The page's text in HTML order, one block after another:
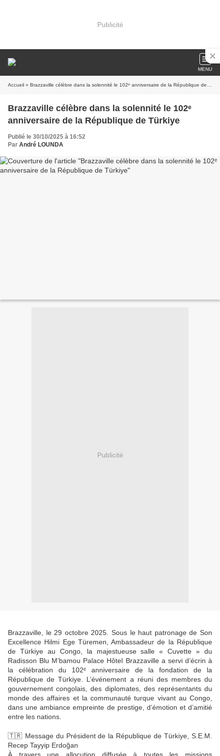
Publicité
MENU
Accueil » Brazzaville célèbre dans la solennité le 102ᵉ anniversaire de la République de Türkiye
Brazzaville célèbre dans la solennité le 102ᵉ
anniversaire de la République de Türkiye
Publié le 30/10/2025 à 16:52
Par André LOUNDA
Publicité
Brazzaville, le 29 octobre 2025. Sous le haut patronage de Son
Excellence Hilmi Ege Türemen, Ambassadeur de la République
de Türkiye au Congo, la majestueuse salle « Cuvette » du
Radisson Blu M’bamou Palace Hôtel Brazzaville a servi d’écrin à
la célébration du 102ᵉ anniversaire de la fondation de la
République de Türkiye. L’événement a réuni des membres du
gouvernement congolais, des diplomates, des représentants du
monde des affaires et la communauté turque vivant au Congo,
dans une ambiance empreinte de prestige, d’émotion et d’amitié
entre les nations.
🇹🇷 Message du Président de la République de Türkiye, S.E.M.
Recep Tayyip Erdoğan